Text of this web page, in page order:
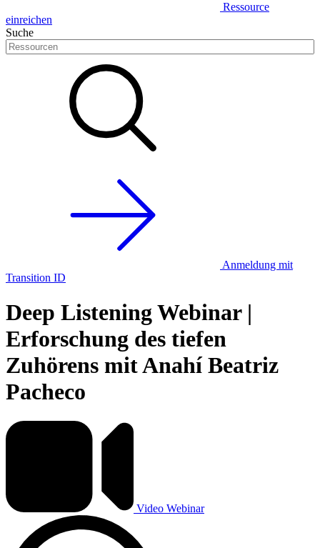
Ressource
einreichen
Suche
Anmeldung mit
Transition ID
Deep Listening Webinar |
Erforschung des tiefen
Zuhörens mit Anahí Beatriz
Pacheco
Video Webinar